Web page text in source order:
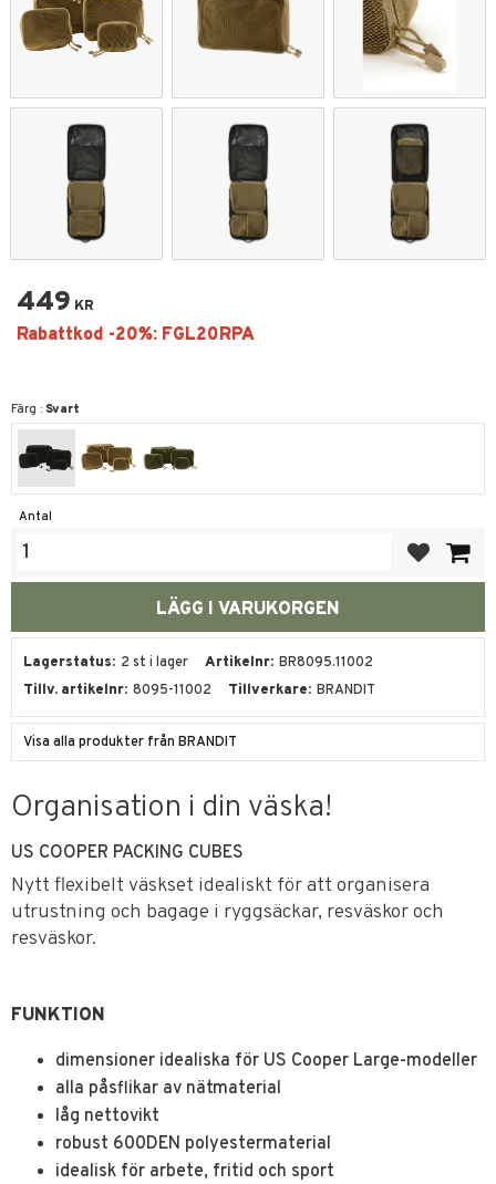
449 KR
Färg : Svart
Antal
Lagerstatus 2 st i lager Artikelnr BR8095.11002
Tillv. artikelnr 8095-11002 Tillverkare BRANDIT
Visa alla produkter från BRANDIT
Organisation i din väska!
US COOPER PACKING CUBES
Nytt flexibelt väskset idealiskt för att organisera
utrustning och bagage i ryggsäckar, resväskor och
resväskor.
FUNKTION
dimensioner idealiska för US Cooper Large-modeller
alla påsflikar av nätmaterial
låg nettovikt
robust 600DEN polyestermaterial
idealisk för arbete, fritid och sport